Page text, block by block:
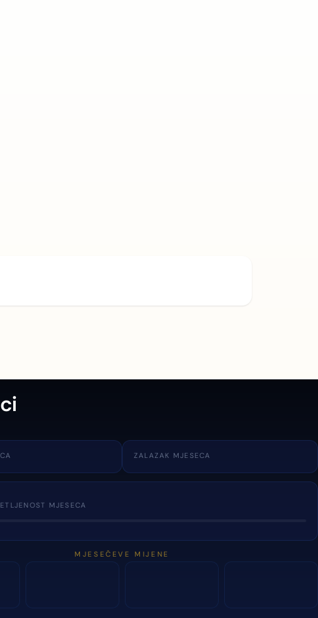
ZALAZAK MJESECA
MJESECA
MJESEČEVE MIJENE